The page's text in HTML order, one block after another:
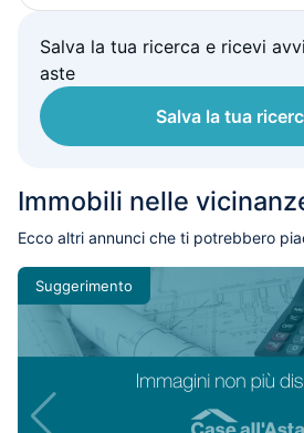
Salva la tua ricerca e ricevi
aste
Salva la tua
Immobili nelle
Ecco altri annunci che ti potrebbero
Suggerimento